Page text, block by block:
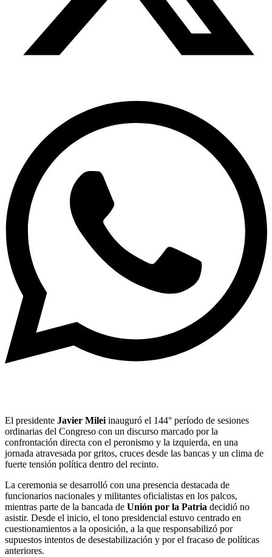
El presidente Javier Milei inauguró el 144° período de sesiones
ordinarias del Congreso con un discurso marcado por la
confrontación directa con el peronismo y la izquierda, en una
jornada atravesada por gritos, cruces desde las bancas y un clima de
fuerte tensión política dentro del recinto.
La ceremonia se desarrolló con una presencia destacada de
funcionarios nacionales y militantes oficialistas en los palcos,
mientras parte de la bancada de Unión por la Patria decidió no
asistir. Desde el inicio, el tono presidencial estuvo centrado en
cuestionamientos a la oposición, a la que responsabilizó por
supuestos intentos de desestabilización y por el fracaso de políticas
anteriores.